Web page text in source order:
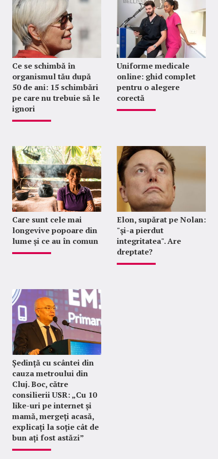
Ce se schimbă în
organismul tău după
50 de ani: 15 schimbări
pe care nu trebuie să le
ignori
Uniforme medicale
online: ghid complet
pentru o alegere
corectă
Care sunt cele mai
longevive popoare din
lume și ce au în comun
Elon, supărat pe Nolan:
"şi-a pierdut
integritatea". Are
dreptate?
Ședință cu scântei din
cauza metroului din
Cluj. Boc, către
consilierii USR: „Cu 10
like-uri pe internet și
mamă, mergeți acasă,
explicați la soție cât de
bun ați fost astăzi”